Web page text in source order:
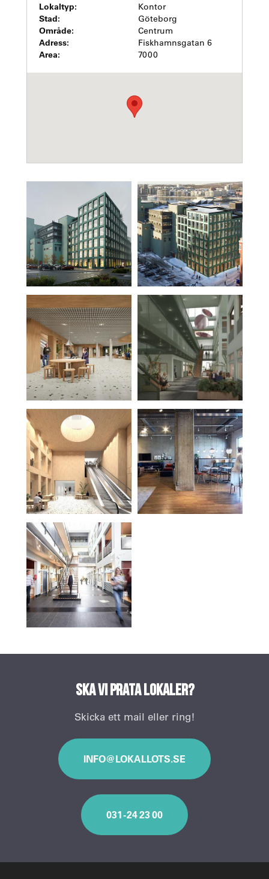
Lokaltyp: Kontor
Stad: Göteborg
Område: Centrum
Adress: Fiskhamnsgatan 6
Area: 7000
Ska vi prata lokaler?
Skicka ett mail eller ring!
INFO@LOKALLOTS.SE
031 - 24 23 00